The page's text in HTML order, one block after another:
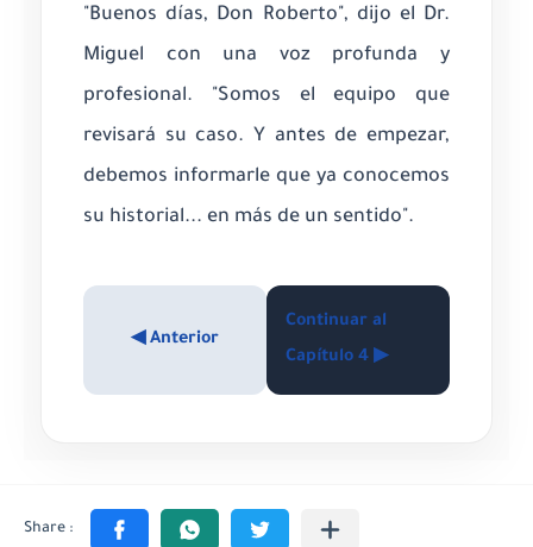
"Buenos días, Don Roberto", dijo el Dr.
Miguel con una voz profunda y
profesional. "Somos el equipo que
revisará su caso. Y antes de empezar,
debemos informarle que ya conocemos
su historial... en más de un sentido".
◀ Anterior
Continuar al
Capítulo 4 ▶